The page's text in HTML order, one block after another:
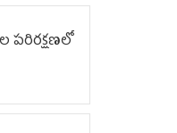
పరిరక్షణలో